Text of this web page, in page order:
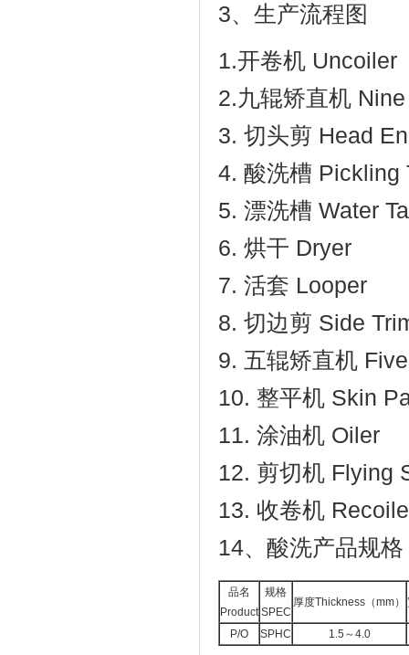
3、生产流程图
1.开卷机 Uncoiler
2.九辊矫直机
3. 切头剪 Head
4. 酸洗槽 Pickling
5. 漂洗槽 Water
6. 烘干 Dryer
7. 活套 Looper
8. 切边剪 Side
9. 五辊矫直机
10. 整平机 Skin
11. 涂油机 Oiler
12. 剪切机 Flying
13. 收卷机
14、酸洗产品规格
品名
Product
规格
SPEC
厚度Thickness（mm）
P/O SPHC 1.5～4.0